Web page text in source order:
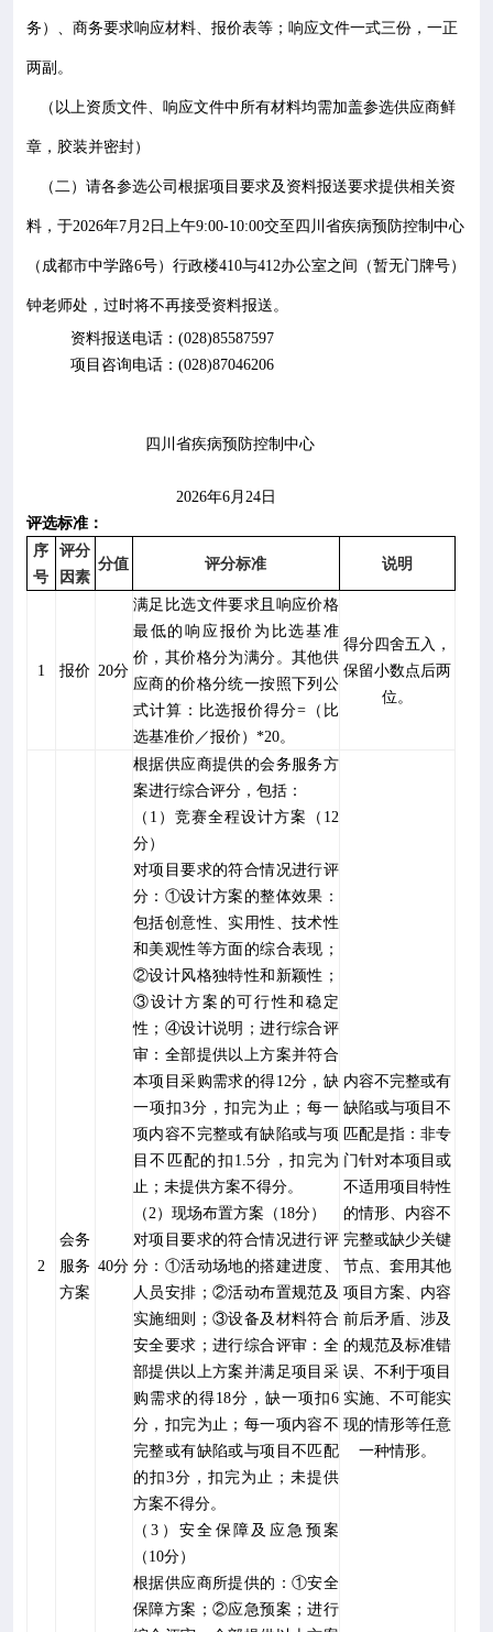
务）、商务要求响应材料、报价表等；响应文件一式三份，一正
两副。
（以上资质文件、响应文件中所有材料均需加盖参选供应商鲜
章，胶装并密封）
（二） 请各参选公司根据项目要求及资料报送要求提供相关资
料， 于2026年7月 2 日上午9:00-10:00交至四川省疾病预防控制中心
（成都市中学路6号）行政楼410与412办公室之间（暂无门牌号）
钟老师处，过时将不再接受资料报送。
资料报送电话： (028)85587597
项目咨询电话： (028)87046206
四川省疾病预防控制中心
2026年6月 24日
评选标准：
序
号
评分
因素
分值 评分标准 说明
1 报价 20分
满足比选文件要求且响应价格
最低的响应报价为比选基准
价，其价格分为满分。其他供
应商的价格分统一按照下列公
式计算：比选报价得分= （比
选基准价／报价） *20。
得分四舍五入，
保留小数点后两
位。
2
会务
服务
方案
40分
根据供应商提供的会务服务方
案进行综合评分，包括：
（ 1 ）竞赛全程设计方案（ 12
分）
对项目要求的符合情况进行评
分： ①设计方案的整体效果：
包括创意性、实用性、技术性
和美观性等方面的综合表现；
②设计风格独特性和新颖性；
③设计方案的可行性和稳定
性；④设计说明；进行综合评
审：全部提供以上方案并符合
本项目采购需求的得12分，缺
一项扣3分，扣完为止；每一
项内容不完整或有缺陷或与项
目不匹配的扣 1.5分，扣完为
止；未提供方案不得分。
（ 2 ）现场布置方案（ 18分）
对项目要求的符合情况进行评
分： ①活动场地的搭建进度、
人员安排；②活动布置规范及
实施细则；③设备及材料符合
安全要求；进行综合评审：全
部提供以上方案并满足项目采
购需求的得18分，缺一项扣6
分，扣完为止；每一项内容不
完整或有缺陷或与项目不匹配
的扣3分，扣完为止；未提供
方案不得分。
（3 ）安全保障及应急预案
（ 10分）
根据供应商所提供的：①安全
保障方案；②应急预案；进行
内容不完整或有
缺陷或与项目不
匹配是指：非专
门针对本项目或
不适用项目特性
的情形、内容不
完整或缺少关键
节点、套用其他
项目方案、内容
前后矛盾、涉及
的规范及标准错
误、不利于项目
实施、不可能实
现的情形等任意
一种情形。